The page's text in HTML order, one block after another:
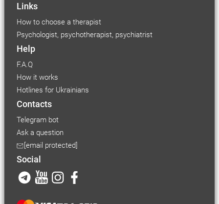
Links
How to choose a therapist
Psychologist, psychotherapist, psychiatrist
Help
F.A.Q
How it works
Hotlines for Ukrainians
Contacts
Telegram bot
Ask a question
[email protected]
Social